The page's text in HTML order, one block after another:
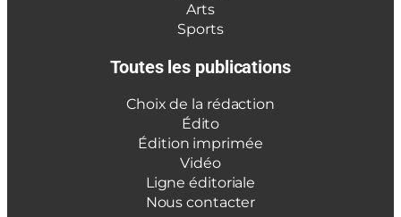
Arts
Sports
Toutes les publications
Choix de la rédaction
Édito
Édition imprimée
Vidéo
Ligne éditoriale
Nous contacter